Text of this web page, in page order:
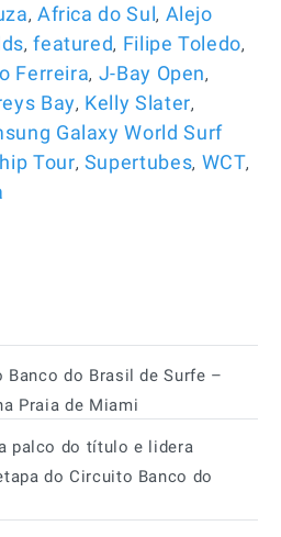
, Africa do Sul, Alejo
,featured, Filipe Toledo,
Ferreira, J-Bay Open,
Bay, Kelly Slater,
Galaxy World Surf
Tour, Supertubes, WCT,
do Brasil de Surfe –
Praia de Miami
palco do título e lidera
do Circuito Banco do